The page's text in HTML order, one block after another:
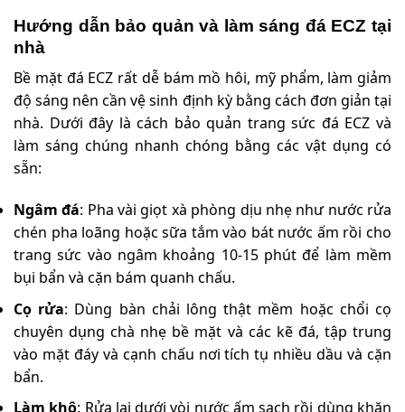
Hướng dẫn bảo quản và làm sáng đá ECZ tại
nhà
Bề mặt đá ECZ rất dễ bám mồ hôi, mỹ phẩm, làm giảm
độ sáng nên cần vệ sinh định kỳ bằng cách đơn giản tại
nhà. Dưới đây là cách bảo quản trang sức đá ECZ và
làm sáng chúng nhanh chóng bằng các vật dụng có
sẵn:
Ngâm đá: Pha vài giọt xà phòng dịu nhẹ như nước rửa
chén pha loãng hoặc sữa tắm vào bát nước ấm rồi cho
trang sức vào ngâm khoảng 10-15 phút để làm mềm
bụi bẩn và cặn bám quanh chấu.
Cọ rửa: Dùng bàn chải lông thật mềm hoặc chổi cọ
chuyên dụng chà nhẹ bề mặt và các kẽ đá, tập trung
vào mặt đáy và cạnh chấu nơi tích tụ nhiều dầu và cặn
bẩn.
Làm khô: Rửa lại dưới vòi nước ấm sạch rồi dùng khăn